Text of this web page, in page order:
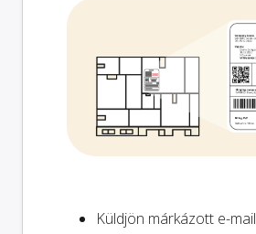
Küldjön márkázott e-mail